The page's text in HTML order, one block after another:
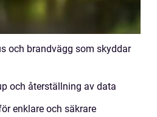
och brandvägg som skyddar
och återställning av data
enklare och säkrare